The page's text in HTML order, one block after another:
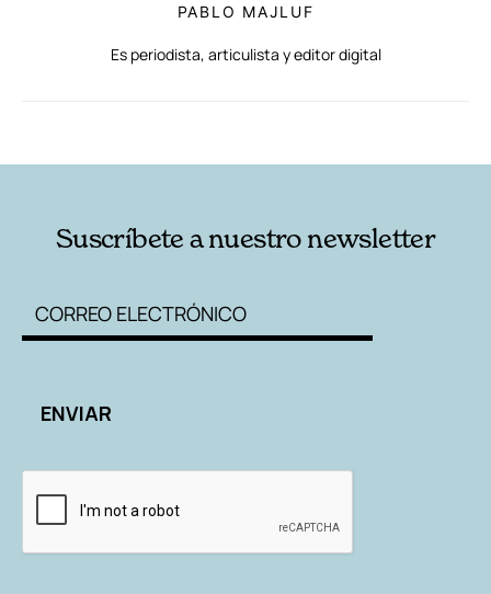
PABLO MAJLUF
Es periodista, articulista y editor digital
Suscríbete a nuestro newsletter